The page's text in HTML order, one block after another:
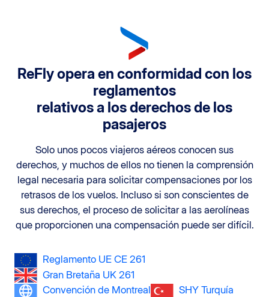
ReFly opera en conformidad con los
reglamentos
relativos a los derechos de los
pasajeros
Solo unos pocos viajeros aéreos conocen sus
derechos, y muchos de ellos no tienen la comprensión
legal necesaria para solicitar compensaciones por los
retrasos de los vuelos. Incluso si son conscientes de
sus derechos, el proceso de solicitar a las aerolíneas
que proporcionen una compensación puede ser difícil.
Reglamento UE CE 261
Gran Bretaña UK 261
Convención de Montreal
SHY Turquía